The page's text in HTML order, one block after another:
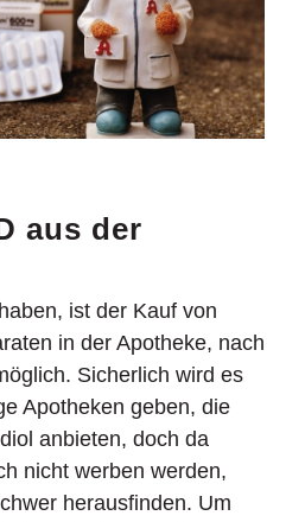
aus der
ist der Kauf von
in der Apotheke, nach
Sicherlich wird es
Apotheken geben, die
anbieten, doch da
nicht werben werden,
herausfinden. Um